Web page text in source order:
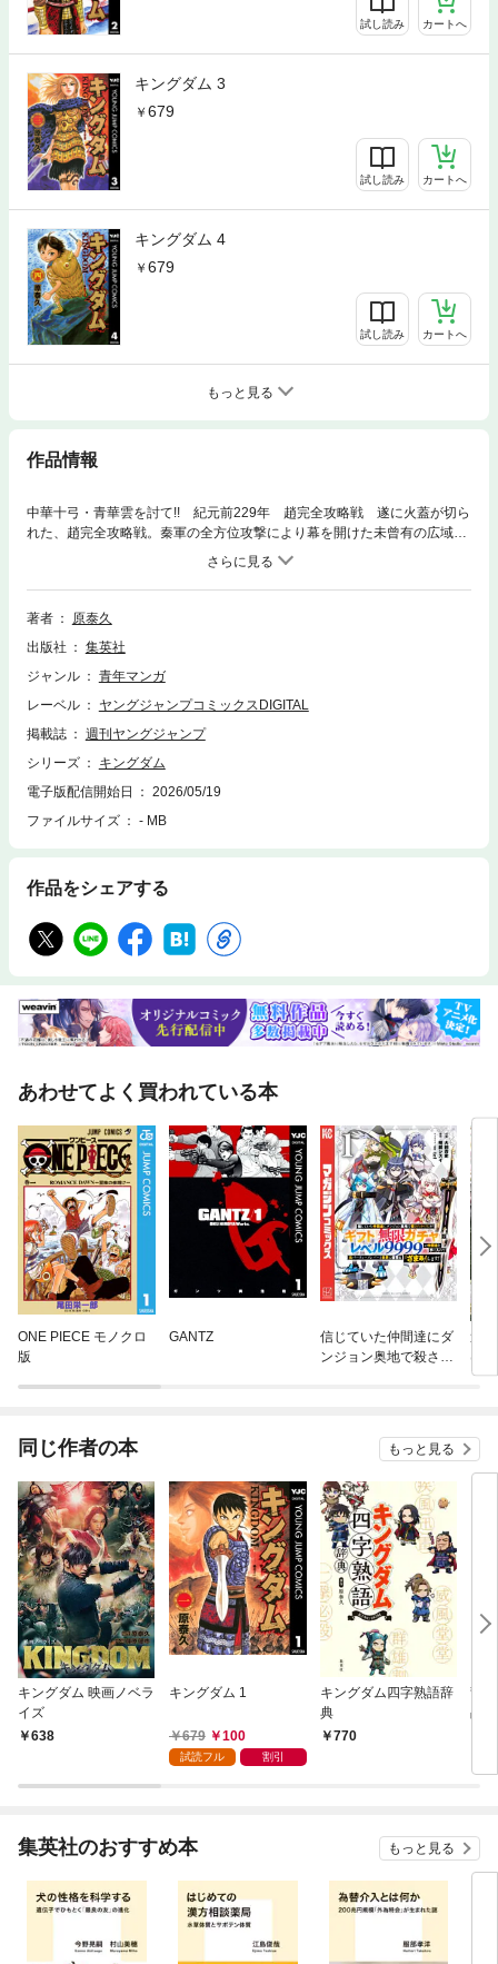
試し読み カートへ
キングダム 3
679
試し読み カートへ
キングダム 4
679
試し読み カートへ
もっと見る
作品情報
中華十弓・青華雲を討て!! 紀元前229年 趙完全攻略戦 遂に火蓋が切ら
れた、趙完全攻略戦。秦軍の全方位攻撃により幕を開けた未曾有の広域戦
は、序盤から山の民軍・楊端和とダントが、中華十弓・青華雲の矢に射抜
かれる波乱の展開に――。その勢いは止まる事なく、次なる標的は飛信
隊・李信へ。青華雲の猛威を食い止めるのは…!?
著者
原泰久
出版社
集英社
ジャンル
青年マンガ
レーベル
ヤングジャンプコミックスDIGITAL
掲載誌
週刊ヤングジャンプ
シリーズ
キングダム
電子版配信開始日
2026/05/19
ファイルサイズ
- MB
作品をシェアする
あわせてよく買われている本
ONE PIECE モノクロ
版
GANTZ
信じていた仲間達にダ
ンジョン奥地で殺され
れて元パーティーメン
バーと世界に復讐＆
追
は
る
同じ作者の本 もっと見る
キングダム 映画ノベラ
イズ
638
キングダム 1
679 100
試読フル 割引
キングダム四字熟語辞
典
770
乱
晶
集英社のおすすめ本 もっと見る